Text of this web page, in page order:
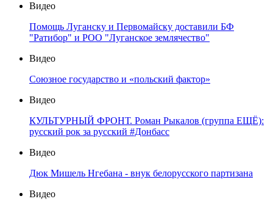
Видео
Помощь Луганску и Первомайску доставили БФ
"Ратибор" и РОО "Луганское землячество"
Видео
Союзное государство и «польский фактор»
Видео
КУЛЬТУРНЫЙ ФРОНТ. Роман Рыкалов (группа ЕЩЁ):
русский рок за русский #Донбасс
Видео
Дюк Мишель Нгебана - внук белорусского партизана
Видео